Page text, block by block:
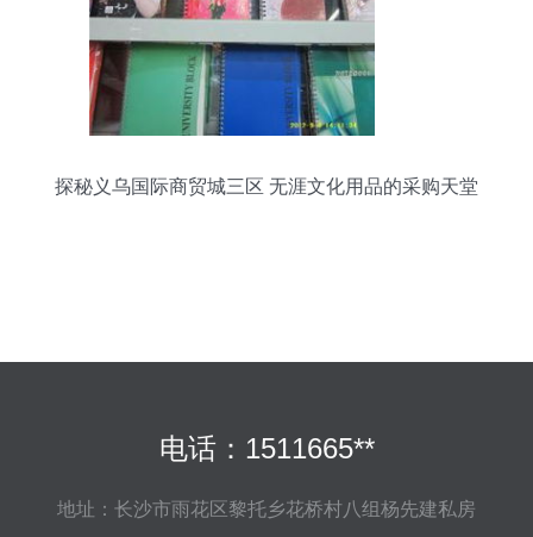
探秘义乌国际商贸城三区 无涯文化用品的采购天堂
电话：1511665**
地址：长沙市雨花区黎托乡花桥村八组杨先建私房